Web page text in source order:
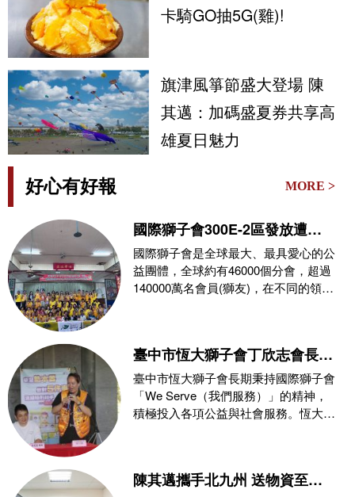
卡騎GO抽5G(雞)!
旗津風箏節盛大登場 陳
其邁：加碼盛夏券共享高
雄夏日魅力
好心有好報 MORE >
國際獅子會300E-2區發放遭
0626豪雨侵襲受災戶救災物資
國際獅子會是全球最大、最具愛心的公
益團體，全球約有46000個分會，超過
140000萬名會員(獅友)，在不同的領
臺中市恆大獅子會丁欣志會長攜
手消防局推動公益，玉之緣珠寶
力挺防災教育與熱血捐血守護社
會
臺中市恆大獅子會長期秉持國際獅子會
「We Serve（我們服務）」的精神，
積極投入各項公益與社會服務。恆大獅
陳其邁攜手北九州 送物資至熊